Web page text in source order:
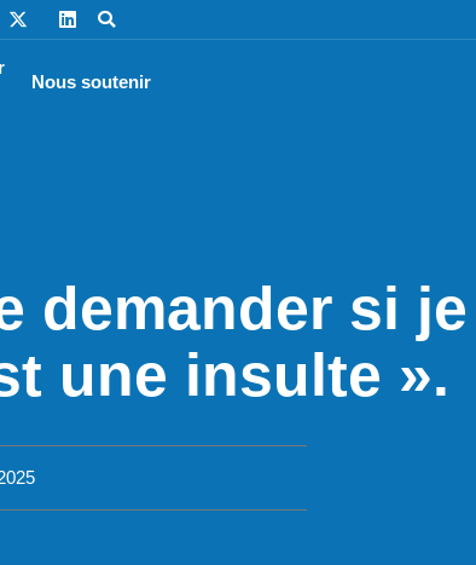
Nous soutenir
demander si je
une insulte ».